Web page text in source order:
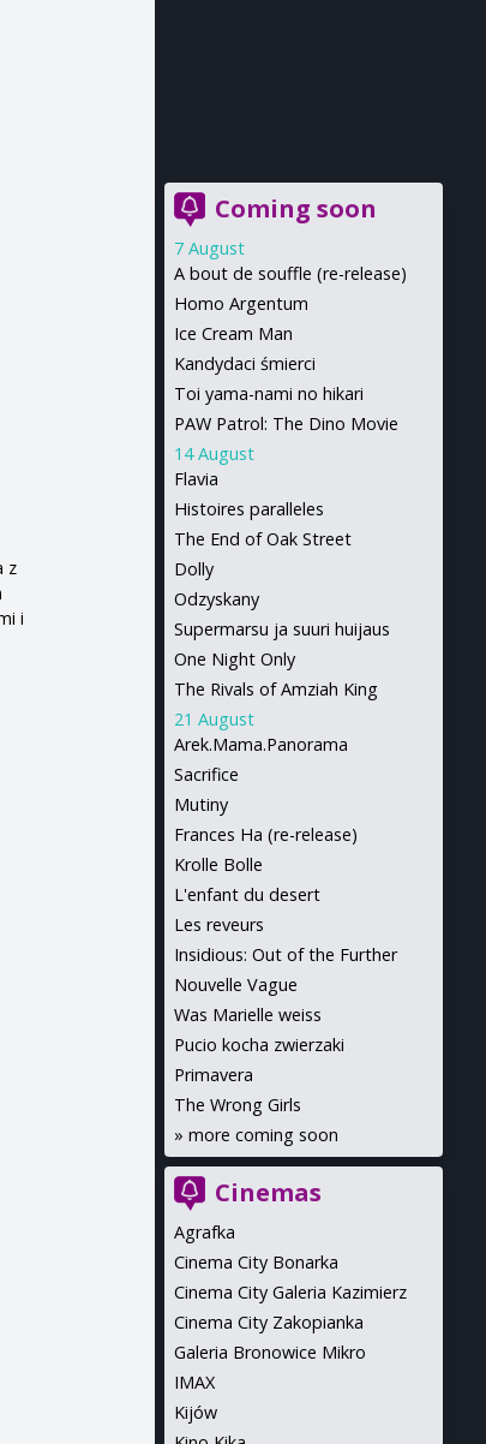
z
i
Coming soon
7 August
A bout de souffle (re-release)
Homo Argentum
Ice Cream Man
Kandydaci śmierci
Toi yama-nami no hikari
PAW Patrol: The Dino Movie
14 August
Flavia
Histoires paralleles
The End of Oak Street
Dolly
Odzyskany
Supermarsu ja suuri huijaus
One Night Only
The Rivals of Amziah King
21 August
Arek.Mama.Panorama
Sacrifice
Mutiny
Frances Ha (re-release)
Krolle Bolle
L'enfant du desert
Les reveurs
Insidious: Out of the Further
Nouvelle Vague
Was Marielle weiss
Pucio kocha zwierzaki
Primavera
The Wrong Girls
» more coming soon
Cinemas
Agrafka
Cinema City Bonarka
Cinema City Galeria Kazimierz
Cinema City Zakopianka
Galeria Bronowice Mikro
IMAX
Kijów